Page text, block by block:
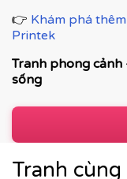
👉 Khám phá
Printek
Tranh phong
sống
Tranh phong
chuộng nhờ khả
tạo cảm giác thư
thiên nhiên trừu
Tranh